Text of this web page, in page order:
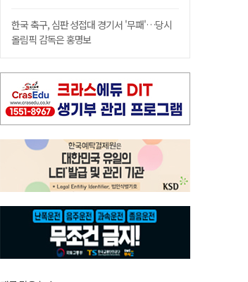
한국 축구, 심판 성접대 경기서 '무패'…당시
올림픽 감독은 홍명보